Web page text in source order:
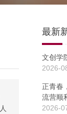
最新
文创学
2026-
正青春
流营顺
2026-